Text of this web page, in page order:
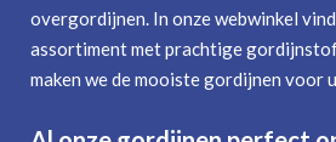
overgordijnen. In onze webwinkel
assortiment met prachtige
maken we de mooiste gordijnen voor